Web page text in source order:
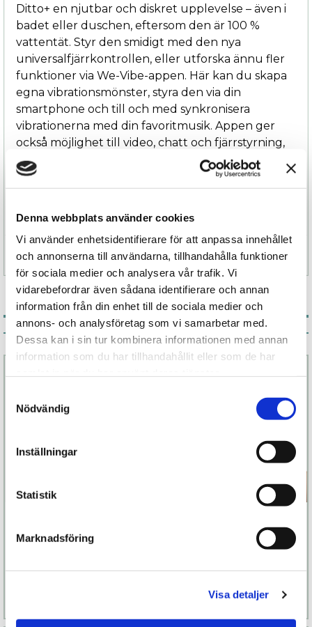
Denna webbplats använder cookies
Vi använder enhetsidentifierare för att anpassa innehållet
och annonserna till användarna, tillhandahålla funktioner
för sociala medier och analysera vår trafik. Vi
vidarebefordrar även sådana identifierare och annan
information från din enhet till de sociala medier och
annons- och analysföretag som vi samarbetar med.
Dessa kan i sin tur kombinera informationen med annan
information som du har tillhandahållit eller som de har
Nödvändig
Inställningar
Statistik
Marknadsföring
Visa detaljer
Ditto+ en njutbar och diskret upplevelse – även i
badet eller duschen, eftersom den är 100 %
vattentät. Styr den smidigt med den nya
universalfjärrkontrollen, eller utforska ännu fler
funktioner via We-Vibe-appen. Här kan du skapa
egna vibrationsmönster, styra den via din
smartphone och till och med synkronisera
vibrationerna med din favoritmusik. Appen ger
också möjlighet till video, chatt och fjärrstyrning,
vilket gör Ditto+ perfekt för långdistansstimulans
Redo att ta din njutning till nästa nivå? Beställ
Specifikation
Associerade produkter
Köp
Läs mer